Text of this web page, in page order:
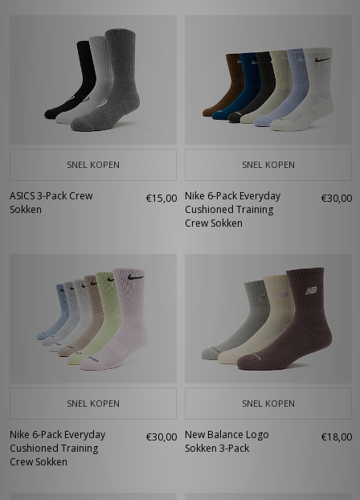
SNEL KOPEN
ASICS 3-Pack Crew
Sokken
€15,00
SNEL KOPEN
Nike 6-Pack Everyday
Cushioned Training
Crew Sokken
€30,00
SNEL KOPEN
Nike 6-Pack Everyday
Cushioned Training
Crew Sokken
€30,00
SNEL KOPEN
New Balance Logo
Sokken 3-Pack
€18,00